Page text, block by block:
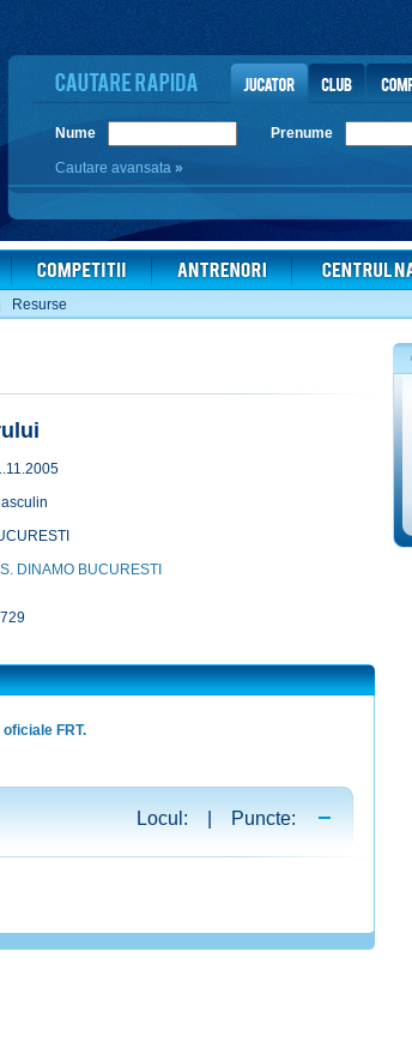
Nume Prenume
Cautare avansata »
Resurse
DINAMO BUCURESTI
FRT.
Locul: | Puncte: